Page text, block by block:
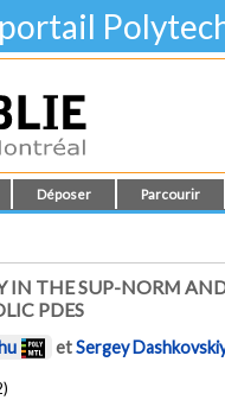
Déposer Parcourir
IN THE SUP-NORM
PDES
etSergey